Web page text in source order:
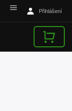
Přihlášení